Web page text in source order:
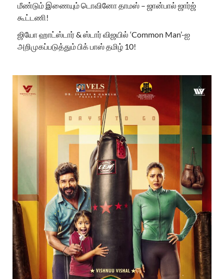
மீண்டும் இணையும் டொவினோ தாமஸ் – ஜான்பால் ஜார்ஜ்
கூட்டணி!
ஜியோ ஹாட்ஸ்டார் & ஸ்டார் விஜயில் ‘Common Man’-ஐ
அறிமுகப்படுத்தும் பிக் பாஸ் தமிழ் 10!